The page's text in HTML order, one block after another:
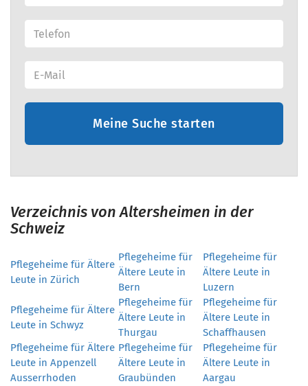
Meine Suche starten
Verzeichnis von Altersheimen in der
Schweiz
Pflegeheime für Ältere
Leute in Zürich
Pflegeheime für
Ältere Leute in
Bern
Pflegeheime für
Ältere Leute in
Luzern
Pflegeheime für Ältere
Leute in Schwyz
Pflegeheime für
Ältere Leute in
Thurgau
Pflegeheime für
Ältere Leute in
Schaffhausen
Pflegeheime für Ältere
Leute in Appenzell
Ausserrhoden
Pflegeheime für
Ältere Leute in
Graubünden
Pflegeheime für
Ältere Leute in
Aargau